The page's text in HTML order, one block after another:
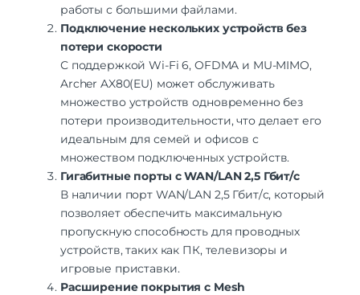
работы с большими файлами.
Подключение нескольких устройств без
потери скорости
С поддержкой Wi-Fi 6, OFDMA и MU-MIMO,
Archer AX80(EU) может обслуживать
множество устройств одновременно без
потери производительности, что делает его
идеальным для семей и офисов с
множеством подключенных устройств.
Гигабитные порты с WAN/LAN 2,5 Гбит/с
В наличии порт WAN/LAN 2,5 Гбит/с, который
позволяет обеспечить максимальную
пропускную способность для проводных
устройств, таких как ПК, телевизоры и
игровые приставки.
Расширение покрытия с Mesh